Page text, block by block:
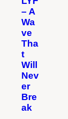
– A
Wa
ve
Tha
t
Will
Nev
er
Bre
ak